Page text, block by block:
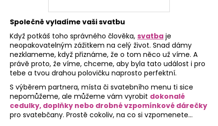
Společně vyladíme vaši svatbu
Když potkáš toho správného člověka, svatba je
neopakovatelným zážitkem na celý život. Snad dámy
nezklameme, když přiznáme, že o tom něco už víme. A
právě proto, že víme, chceme, aby byla tato událost i pro
tebe a tvou drahou polovičku naprosto perfektní.
S výběrem partnera, místa či svatebního menu ti sice
nepomůžeme, ale můžeme vám vyrobit dokonalé
cedulky, doplňky nebo drobné vzpomínkové dárečky
pro svatebčany. Prostě cokoliv, na co si vzpomenete…